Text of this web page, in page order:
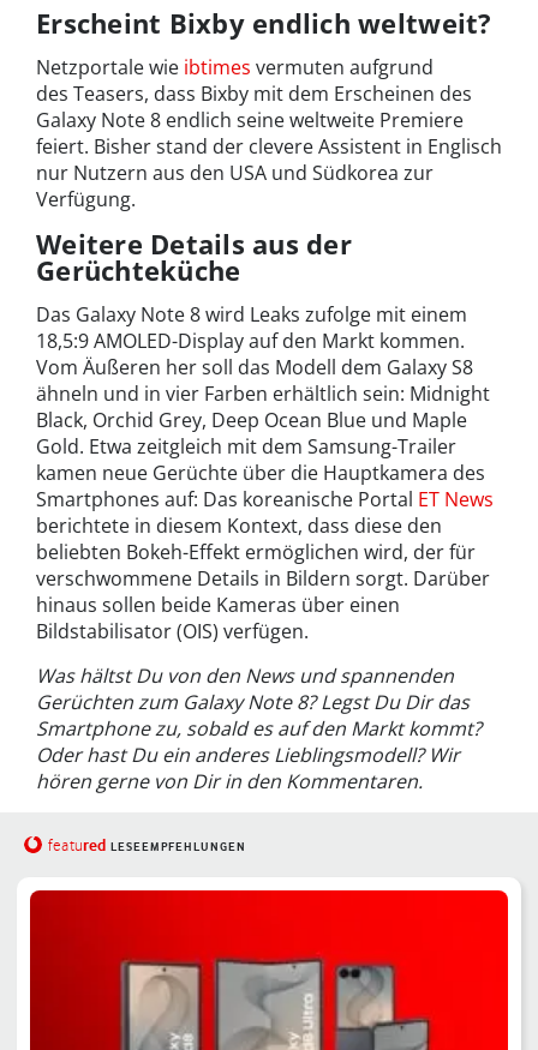
Erscheint Bixby endlich weltweit?
Netzportale wie ibtimes vermuten aufgrund
des Teasers, dass Bixby mit dem Erscheinen des
Galaxy Note 8 endlich seine weltweite Premiere
feiert. Bisher stand der clevere Assistent in Englisch
nur Nutzern aus den USA und Südkorea zur
Verfügung.
Weitere Details aus der
Gerüchteküche
Das Galaxy Note 8 wird Leaks zufolge mit einem
18,5:9 AMOLED-Display auf den Markt kommen.
Vom Äußeren her soll das Modell dem Galaxy S8
ähneln und in vier Farben erhältlich sein: Midnight
Black, Orchid Grey, Deep Ocean Blue und Maple
Gold. Etwa zeitgleich mit dem Samsung-Trailer
kamen neue Gerüchte über die Hauptkamera des
Smartphones auf: Das koreanische Portal ET News
berichtete in diesem Kontext, dass diese den
beliebten Bokeh-Effekt ermöglichen wird, der für
verschwommene Details in Bildern sorgt. Darüber
hinaus sollen beide Kameras über einen
Bildstabilisator (OIS) verfügen.
Was hältst Du von den News und spannenden
Gerüchten zum Galaxy Note 8? Legst Du Dir das
Smartphone zu, sobald es auf den Markt kommt?
Oder hast Du ein anderes Lieblingsmodell? Wir
hören gerne von Dir in den Kommentaren.
featured LESEEMPFEHLUNGEN